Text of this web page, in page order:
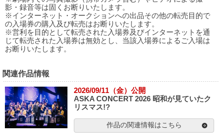
影・録音等は固くお断りいたします。
※インターネット・オークションへの出品その他の転売目的で
の入場券の購入及び転売はお断りいたします。
※営利を目的として転売された入場券及びインターネットを通
じて転売された入場券は無効とし、当該入場券によるご入場は
お断りいたします。
関連作品情報
2026/09/11（金）公開
ASKA CONCERT 2026 昭和が見ていたク
リスマス!?
作品の関連情報はこちら